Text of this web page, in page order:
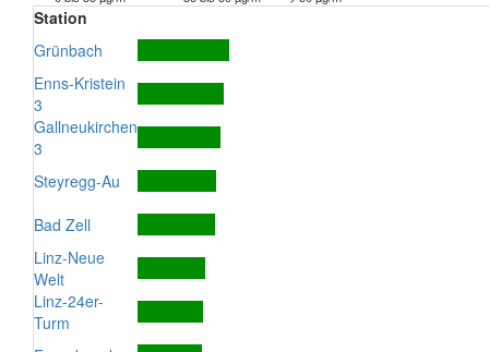
Station
Grünbach
Enns-Kristein
3
Gallneukirchen
3
Steyregg-Au
Bad Zell
Linz-Neue
Welt
Linz-24er-
Turm